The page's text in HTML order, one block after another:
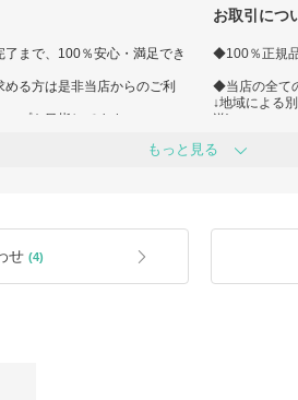
お取引につ
まで、100％安心・満足でき
る方は是非当店からのご利
プを目指してます。
い致します。
荷待ちになったり、お引取キ
◆100％正規
◆当店の全て
↓地域による
送)
◆まとめ買い
◆ギフト包装
る範囲でギフ
もっと見る
せ (4)